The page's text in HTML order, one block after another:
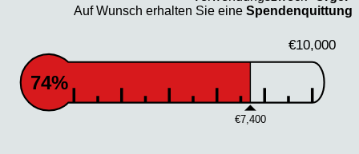
Auf Wunsch erhalten Sie eine Spendenquittung
€10,000
€7,400
74%